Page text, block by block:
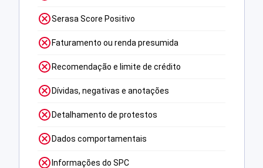
Serasa Score Positivo
Faturamento ou renda presumida
Recomendação e limite de crédito
Dívidas, negativas e anotações
Detalhamento de protestos
Dados comportamentais
Informações do SPC